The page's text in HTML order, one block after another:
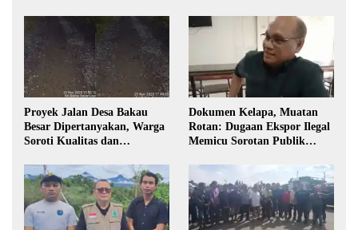
Proyek Jalan Desa Bakau
Besar Dipertanyakan, Warga
Soroti Kualitas dan
Pembangunan
Dokumen Kelapa, Muatan
Rotan: Dugaan Ekspor Ilegal
Memicu Sorotan Publik